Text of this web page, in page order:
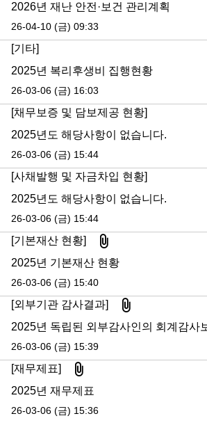
2026년 재난 안전·보건 관리계획
26-04-10 (금) 09:33
[기타]
2025년 복리후생비 집행현황
26-03-06 (금) 16:03
[채무보증 및 담보제공 현황]
2025년도 해당사항이 없습니다.
26-03-06 (금) 15:44
[사채발행 및 자금차입 현황]
2025년도 해당사항이 없습니다.
26-03-06 (금) 15:44
[기본재산 현황] 첨부파일
2025년 기본재산 현황
26-03-06 (금) 15:40
[외부기관 감사결과] 첨부파일
2025년 독립된 외부감사인의 회계감사
26-03-06 (금) 15:39
[재무제표] 첨부파일
2025년 재무제표
26-03-06 (금) 15:36